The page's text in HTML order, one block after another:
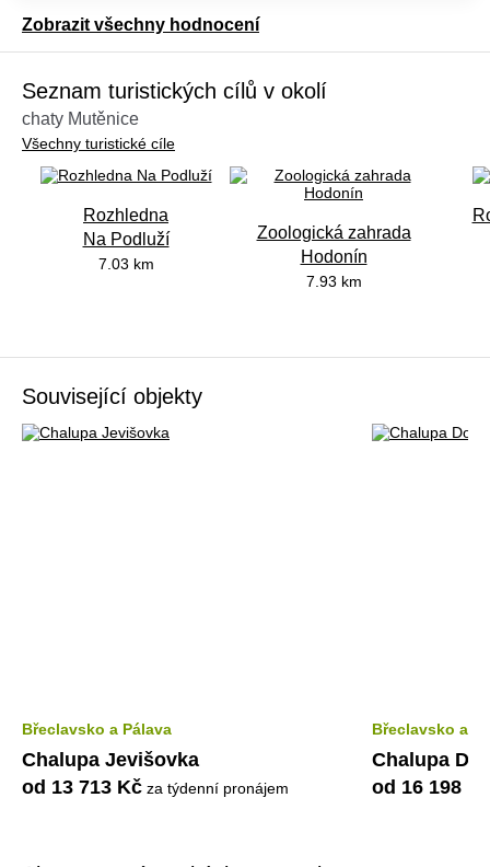
Zobrazit všechny hodnocení
Seznam turistických cílů v okolí
chaty Mutěnice
Všechny turistické cíle
Rozhledna
Na Podluží
7.03 km
Zoologická zahrada
Hodonín
7.93 km
Související objekty
Břeclavsko a Pálava
Chalupa Jevišovka
od 13 713 Kč za týdenní pronájem
Břeclavsko a
Chalupa
od 16 198